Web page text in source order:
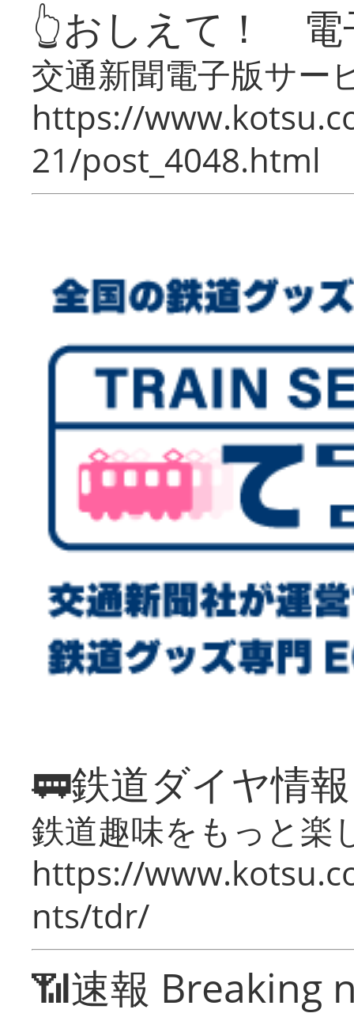
👆おしえて！ 電
交通新聞電子版サー
https://
21/post_4048.html
🚃鉄道ダイヤ情
鉄道趣味をもっと楽
https://
nts/tdr/
📶速報 Breaking